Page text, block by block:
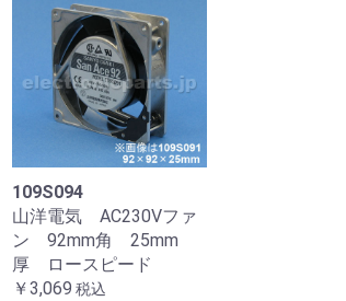
109S094
山洋電気 AC230Vファ
ン 92mm角 25mm
厚 ロースピード
￥3,069 税込